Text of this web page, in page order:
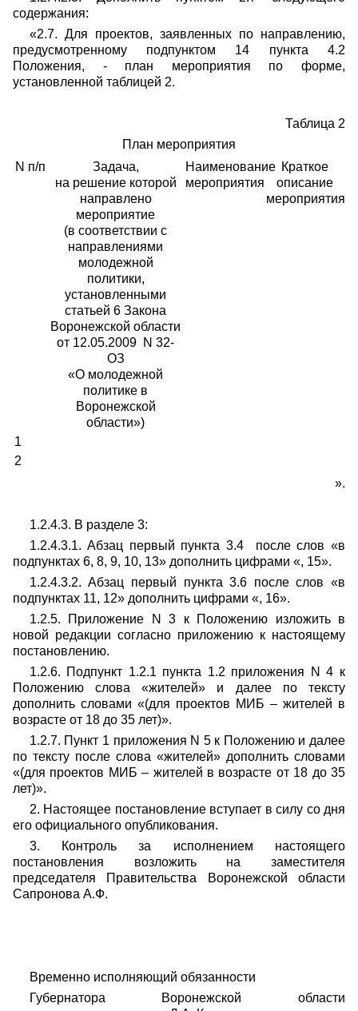
содержания:
«2.7. Для проектов, заявленных по направлению,
предусмотренному подпунктом 14 пункта 4.2
Положения, - план мероприятия по форме,
установленной таблицей 2.
Таблица 2
План мероприятия
N п/п
Задача,
на решение которой
направлено
мероприятие
(в соответствии с
направлениями
молодежной
политики,
установленными
статьей 6 Закона
Воронежской области
от 12.05.2009 N 32-
ОЗ
«О молодежной
политике в
Воронежской
области»)
Наименование
мероприятия
Краткое
описание
мероприятия
1
2
».
1.2.4.3. В разделе 3:
1.2.4.3.1. Абзац первый пункта 3.4 после слов «в
подпунктах 6, 8, 9, 10, 13» дополнить цифрами «, 15».
1.2.4.3.2. Абзац первый пункта 3.6 после слов «в
подпунктах 11, 12» дополнить цифрами «, 16».
1.2.5. Приложение N 3 к Положению изложить в
новой редакции согласно приложению к настоящему
постановлению.
1.2.6. Подпункт 1.2.1 пункта 1.2 приложения N 4 к
Положению слова «жителей» и далее по тексту
дополнить словами «(для проектов МИБ – жителей в
возрасте от 18 до 35 лет)».
1.2.7. Пункт 1 приложения N 5 к Положению и далее
по тексту после слова «жителей» дополнить словами
«(для проектов МИБ – жителей в возрасте от 18 до 35
лет)».
2. Настоящее постановление вступает в силу со дня
его официального опубликования.
3. Контроль за исполнением настоящего
постановления возложить на заместителя
председателя Правительства Воронежской области
Сапронова А.Ф.
Временно исполняющий обязанности
Губернатора Воронежской области